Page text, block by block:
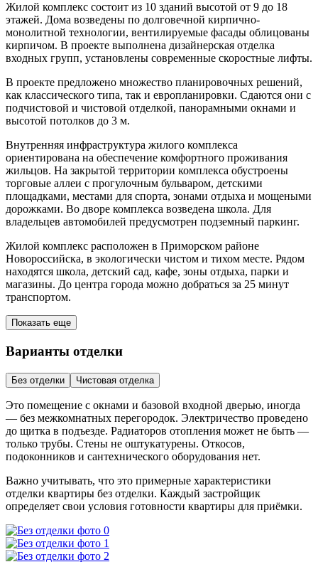
Жилой комплекс состоит из 10 зданий высотой от 9 до 18
этажей. Дома возведены по долговечной кирпично-
монолитной технологии, вентилируемые фасады облицованы
кирпичом. В проекте выполнена дизайнерская отделка
входных групп, установлены современные скоростные лифты.
В проекте предложено множество планировочных решений,
как классического типа, так и европланировки. Сдаются они с
подчистовой и чистовой отделкой, панорамными окнами и
высотой потолков до 3 м.
Внутренняя инфраструктура жилого комплекса
ориентирована на обеспечение комфортного проживания
жильцов. На закрытой территории комплекса обустроены
торговые аллеи с прогулочным бульваром, детскими
площадками, местами для спорта, зонами отдыха и мощеными
дорожками. Во дворе комплекса возведена школа. Для
владельцев автомобилей предусмотрен подземный паркинг.
Жилой комплекс расположен в Приморском районе
Новороссийска, в экологически чистом и тихом месте. Рядом
находятся школа, детский сад, кафе, зоны отдыха, парки и
магазины. До центра города можно добраться за 25 минут
транспортом.
Показать еще
Варианты отделки
Без отделки Чистовая отделка
Это помещение с окнами и базовой входной дверью, иногда
— без межкомнатных перегородок. Электричество проведено
до щитка в подъезде. Радиаторов отопления может не быть —
только трубы. Стены не оштукатурены. Откосов,
подоконников и сантехнического оборудования нет.
Важно учитывать, что это примерные характеристики
отделки квартиры без отделки. Каждый застройщик
определяет свои условия готовности квартиры для приёмки.